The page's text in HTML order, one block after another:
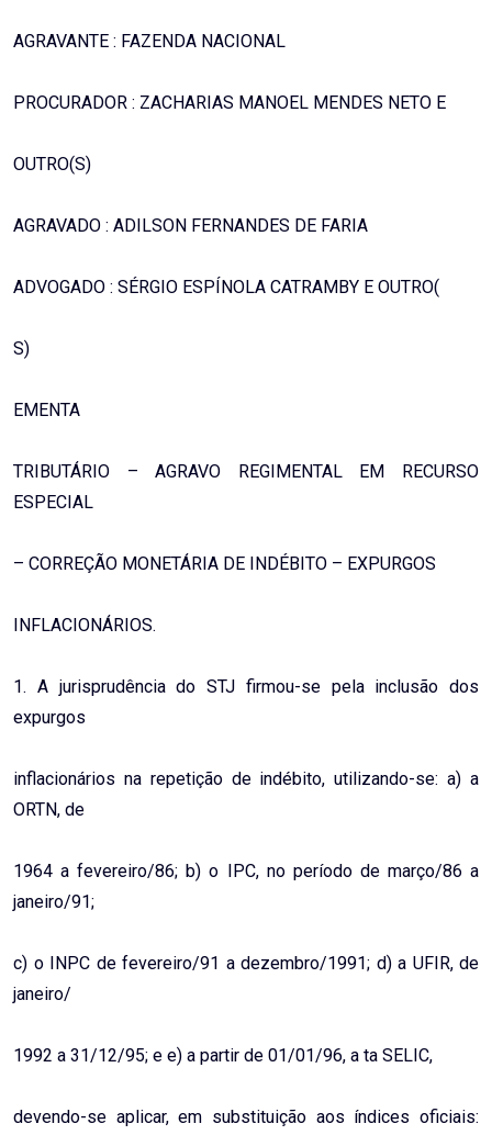
AGRAVANTE : FAZENDA NACIONAL
PROCURADOR : ZACHARIAS MANOEL MENDES NETO E
OUTRO(S)
AGRAVADO : ADILSON FERNANDES DE FARIA
ADVOGADO : SÉRGIO ESPÍNOLA CATRAMBY E OUTRO(
S)
EMENTA
TRIBUTÁRIO – AGRAVO REGIMENTAL EM RECURSO
ESPECIAL
– CORREÇÃO MONETÁRIA DE INDÉBITO – EXPURGOS
INFLACIONÁRIOS.
1. A jurisprudência do STJ firmou-se pela inclusão dos
expurgos
inflacionários na repetição de indébito, utilizando-se: a) a
ORTN, de
1964 a fevereiro/86; b) o IPC, no período de março/86 a
janeiro/91;
c) o INPC de fevereiro/91 a dezembro/1991; d) a UFIR, de
janeiro/
1992 a 31/12/95; e e) a partir de 01/01/96, a ta SELIC,
devendo-se aplicar, em substituição aos índices oficiais: